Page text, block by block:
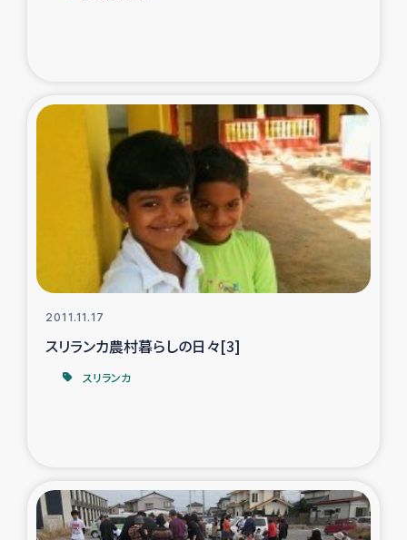
石巻市街地在宅被災者支援
復興応援隊の活動
仮設住宅生活支援・農業復興支援
漁業復興支援
経済自立支援事業
ガザ地区における羊の畜産支援
2011.11.17
スリランカ農村暮らしの日々[3]
スリランカ